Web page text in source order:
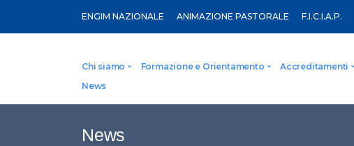
ENGIM NAZIONALE ANIMAZIONE PASTORALE F.I.C.I.A.P.
Chi siamo
Pubblicità legale
Formazione e Orientamento Accreditamenti
News
News